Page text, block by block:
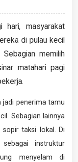
masyarakat
di pulau kecil
memilih
matahari pagi
jadi penerima tamu
Sebagian lainnya
taksi lokal. Di
instruktur
menyelam di